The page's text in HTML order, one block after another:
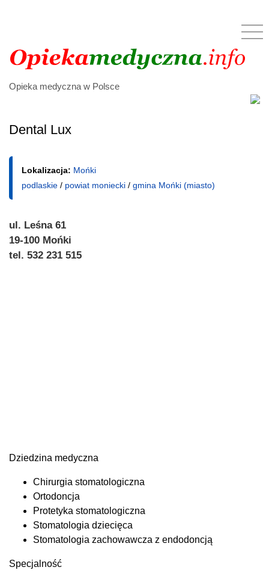
Opieka medyczna w Polsce
Dental Lux
Lokalizacja: Mońki
podlaskie / powiat moniecki / gmina Mońki (miasto)
ul. Leśna 61
19-100 Mońki
tel. 532 231 515
Dziedzina medyczna
Chirurgia stomatologiczna
Ortodoncja
Protetyka stomatologiczna
Stomatologia dziecięca
Stomatologia zachowawcza z endodoncją
Specjalność